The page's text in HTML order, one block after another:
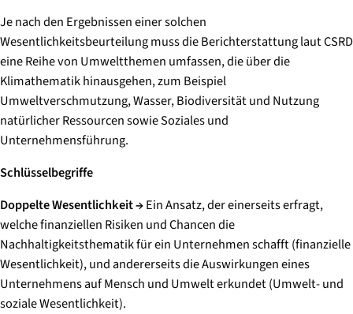
Je nach den Ergebnissen einer solchen
Wesentlichkeitsbeurteilung muss die Berichterstattung laut CSRD
eine Reihe von Umweltthemen umfassen, die über die
Klimathematik hinausgehen, zum Beispiel
Umweltverschmutzung, Wasser, Biodiversität und Nutzung
natürlicher Ressourcen sowie Soziales und
Unternehmensführung.
Schlüsselbegriffe
​​Doppelte Wesentlichkeit → ​Ein Ansatz, der einerseits erfragt,
welche finanziellen Risiken und Chancen die
Nachhaltigkeitsthematik für ein Unternehmen schafft (finanzielle
Wesentlichkeit), und andererseits die Auswirkungen eines
Unternehmens auf Mensch und Umwelt erkundet (Umwelt- und
soziale Wesentlichkeit).